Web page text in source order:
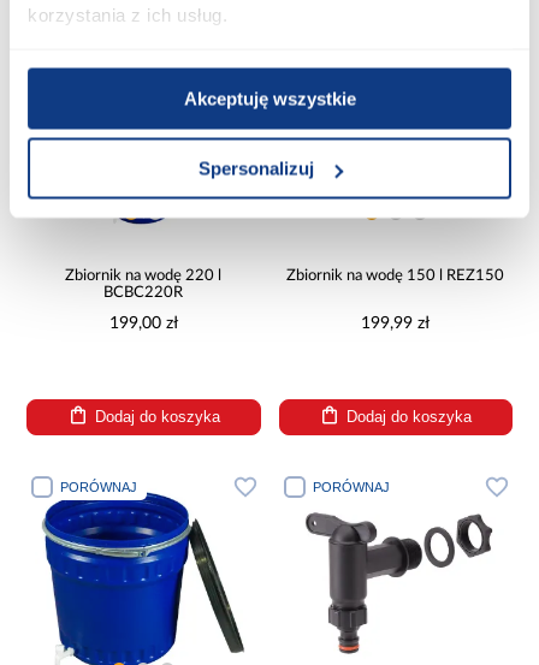
korzystania z ich usług.
Akceptuję wszystkie
Spersonalizuj
PORÓWNAJ
Zbiornik na wodę 220 l
BCBC220R
199,00 zł
Dodaj do koszyka
Zbiornik na wodę 150 l REZ150
199,99 zł
Dodaj do koszyka
PORÓWNAJ PORÓWNAJ